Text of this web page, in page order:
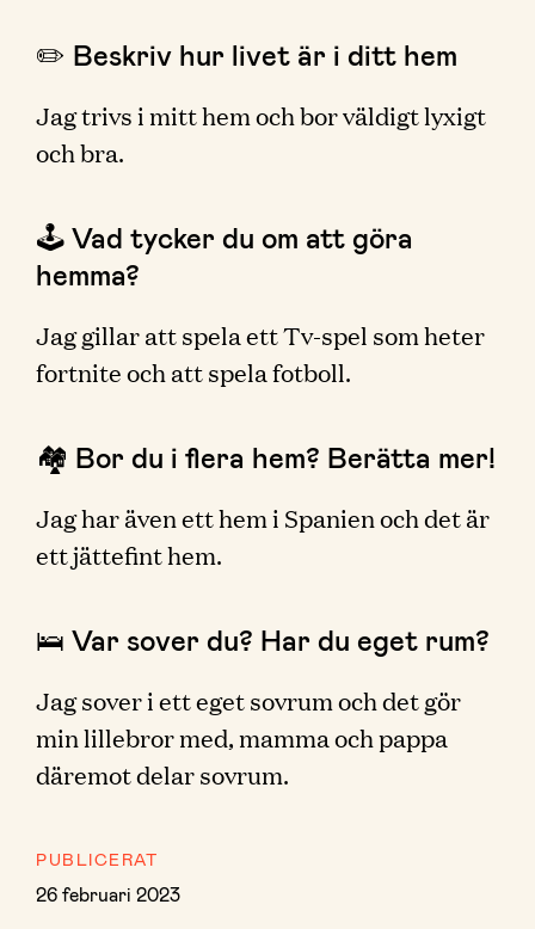
✏️ Beskriv hur livet är i ditt hem
Jag trivs i mitt hem och bor väldigt lyxigt
och bra.
🕹 Vad tycker du om att göra
hemma?
Jag gillar att spela ett Tv-spel som heter
fortnite och att spela fotboll.
🏘 Bor du i flera hem? Berätta mer!
Jag har även ett hem i Spanien och det är
ett jättefint hem.
🛌 Var sover du? Har du eget rum?
Jag sover i ett eget sovrum och det gör
min lillebror med, mamma och pappa
däremot delar sovrum.
PUBLICERAT
26 februari 2023